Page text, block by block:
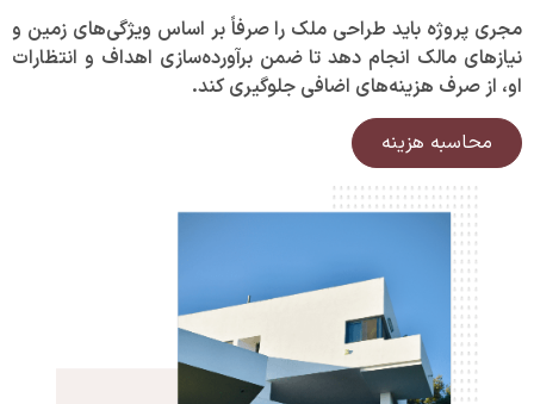
مجری پروژه باید طراحی ملک را صرفاً بر اساس ویژگی‌های زمین و
نیازهای مالک انجام دهد تا ضمن برآورده‌سازی اهداف و انتظارات
او، از صرف هزینه‌های اضافی جلوگیری کند.
محاسبه هزینه